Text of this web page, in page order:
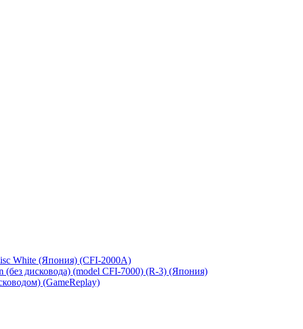
White (Япония) (CFI-2000A)
(без дисковода) (model CFI-7000) (R-3) (Япония)
(GameReplay)